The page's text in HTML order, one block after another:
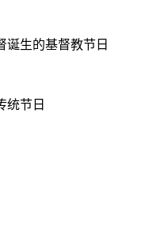
诞生的基督教节日
统节日